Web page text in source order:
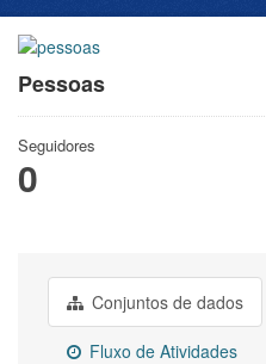
Pessoas
Seguidores
0
Conjuntos de dados
Fluxo de Atividades